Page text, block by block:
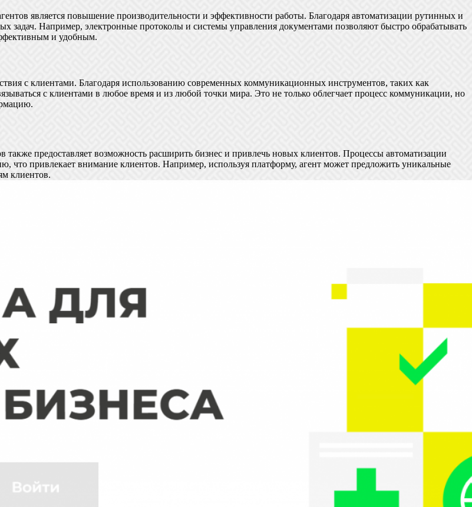
является повышение производительности и эффективности работы. Благодаря автоматизации рутинных и
задач. Например, электронные протоколы и системы управления документами позволяют быстро обрабатывать
и удобным.
с клиентами. Благодаря использованию современных коммуникационных инструментов, таких как
с клиентами в любое время и из любой точки мира. Это не только облегчает процесс коммуникации, но
предоставляет возможность расширить бизнес и привлечь новых клиентов. Процессы автоматизации
что привлекает внимание клиентов. Например, используя платформу, агент может предложить уникальные
клиентов.